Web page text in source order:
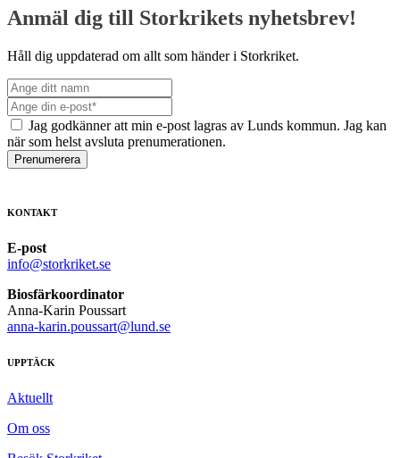
Anmäl dig till Storkrikets nyhetsbrev!
Håll dig uppdaterad om allt som händer i Storkriket.
Jag godkänner att min e-post lagras av Lunds kommun. Jag kan
när som helst avsluta prenumerationen.
Prenumerera
KONTAKT
E-post
info@storkriket.se
Biosfärkoordinator
Anna-Karin Poussart
anna-karin.poussart@lund.se
UPPTÄCK
Aktuellt
Om oss